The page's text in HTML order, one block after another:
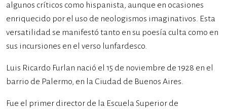
algunos críticos como hispanista, aunque en ocasiones
enriquecido por el uso de neologismos imaginativos. Esta
versatilidad se manifestó tanto en su poesía culta como en
sus incursiones en el verso lunfardesco.
Luis Ricardo Furlan nació el 15 de noviembre de 1928 en el
barrio de Palermo, en la Ciudad de Buenos Aires.
Fue el primer director de la Escuela Superior de